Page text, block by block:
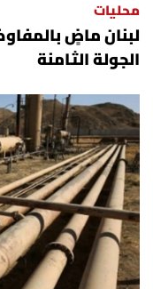
محليات
لبنان ماضٍ
الجولة الثامنة